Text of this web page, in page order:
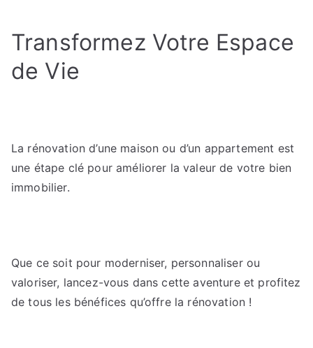
Transformez Votre Espace
de Vie
La rénovation d’une maison ou d’un appartement est
une étape clé pour améliorer la valeur de votre bien
immobilier.
Que ce soit pour moderniser, personnaliser ou
valoriser, lancez-vous dans cette aventure et profitez
de tous les bénéfices qu’offre la rénovation !